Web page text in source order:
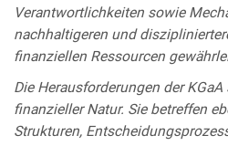
Verantwortlichkeiten sowie
nachhaltigeren und
finanziellen Ressourcen
Die Herausforderungen der
finanzieller Natur. Sie betreffen
Strukturen,